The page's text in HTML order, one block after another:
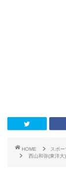
HOME スポー
西山和弥(東洋大